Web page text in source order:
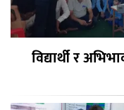
विद्यार्थी र